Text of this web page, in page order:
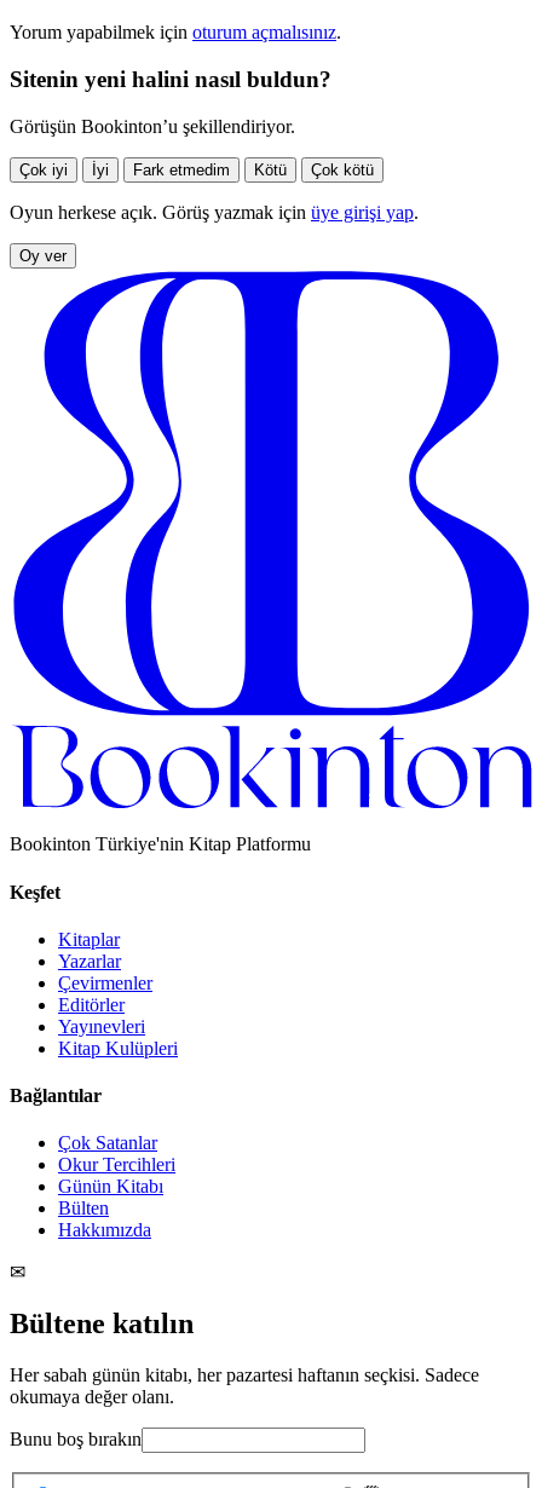
Yorum yapabilmek için oturum açmalısınız.
Sitenin yeni halini nasıl buldun?
Görüşün Bookinton’u şekillendiriyor.
Çok iyi İyi Fark etmedim Kötü Çok kötü
Oyun herkese açık. Görüş yazmak için üye girişi yap.
Oy ver
Bookinton Türkiye'nin Kitap Platformu
Keşfet
Kitaplar
Yazarlar
Çevirmenler
Editörler
Yayınevleri
Kitap Kulüpleri
Bağlantılar
Çok Satanlar
Okur Tercihleri
Günün Kitabı
Bülten
Hakkımızda
✉
Bültene katılın
Her sabah günün kitabı, her pazartesi haftanın seçkisi. Sadece
okumaya değer olanı.
Bunu boş bırakın